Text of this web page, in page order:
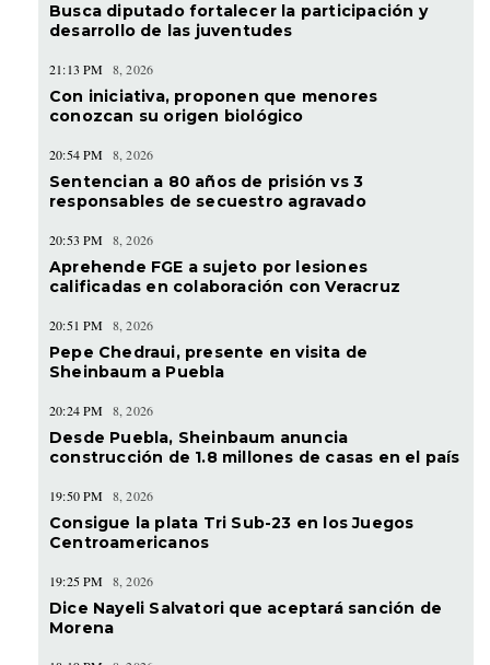
Busca diputado fortalecer la participación y
desarrollo de las juventudes
21:13 PM 8, 2026
Con iniciativa, proponen que menores
conozcan su origen biológico
20:54 PM 8, 2026
Sentencian a 80 años de prisión vs 3
responsables de secuestro agravado
20:53 PM 8, 2026
Aprehende FGE a sujeto por lesiones
calificadas en colaboración con Veracruz
20:51 PM 8, 2026
Pepe Chedraui, presente en visita de
Sheinbaum a Puebla
20:24 PM 8, 2026
Desde Puebla, Sheinbaum anuncia
construcción de 1.8 millones de casas en el país
19:50 PM 8, 2026
Consigue la plata Tri Sub-23 en los Juegos
Centroamericanos
19:25 PM 8, 2026
Dice Nayeli Salvatori que aceptará sanción de
Morena